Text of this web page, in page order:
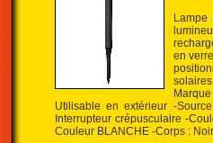
en
Utilisable en extérieur -
Interrupteur crépusculaire -
Couleur BLANCHE -Corps :